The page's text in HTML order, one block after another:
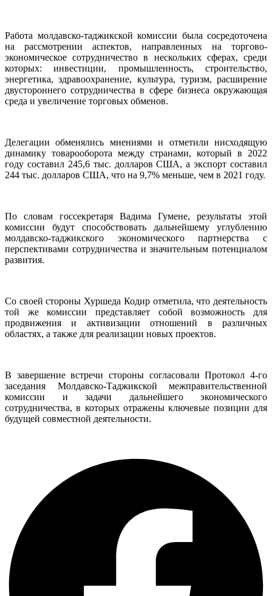
Работа молдавско-таджикской комиссии была сосредоточена
на рассмотрении аспектов, направленных на торгово-
экономическое сотрудничество в нескольких сферах, среди
которых: инвестиции, промышленность, строительство,
энергетика, здравоохранение, культура, туризм, расширение
двустороннего сотрудничества в сфере бизнеса окружающая
среда и увеличение торговых обменов.
Делегации обменялись мнениями и отметили нисходящую
динамику товарооборота между странами, который в 2022
году составил 245,6 тыс. долларов США, а экспорт составил
244 тыс. долларов США, что на 9,7% меньше, чем в 2021 году.
По словам госсекретаря Вадима Гумене, результаты этой
комиссии будут способствовать дальнейшему углублению
молдавско-таджикского экономического партнерства с
перспективами сотрудничества и значительным потенциалом
развития.
Со своей стороны Хуршеда Кодир отметила, что деятельность
той же комиссии представляет собой возможность для
продвижения и активизации отношений в различных
областях, а также для реализации новых проектов.
В завершение встречи стороны согласовали Протокол 4-го
заседания Молдавско-Таджикской межправительственной
комиссии и задачи дальнейшего экономического
сотрудничества, в которых отражены ключевые позиции для
будущей совместной деятельности.